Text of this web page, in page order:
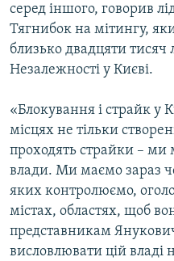
серед іншого, говорив
Тягнибок на мітингу,
близько двадцяти
Незалежності у Києві.
«Блокування і страйк у
місцях не тільки
проходять страйки – ми
влади. Ми маємо зараз
яких контролюємо,
містах, областях, щоб
представникам
висловлювати цій владі